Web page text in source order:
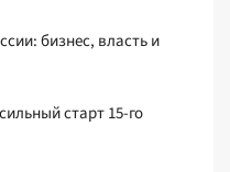
бизнес, власть и
старт 15-го